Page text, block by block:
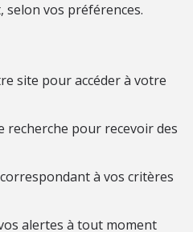
vos préférences.
site pour accéder à votre
recherche pour recevoir des
à vos critères
alertes à tout moment